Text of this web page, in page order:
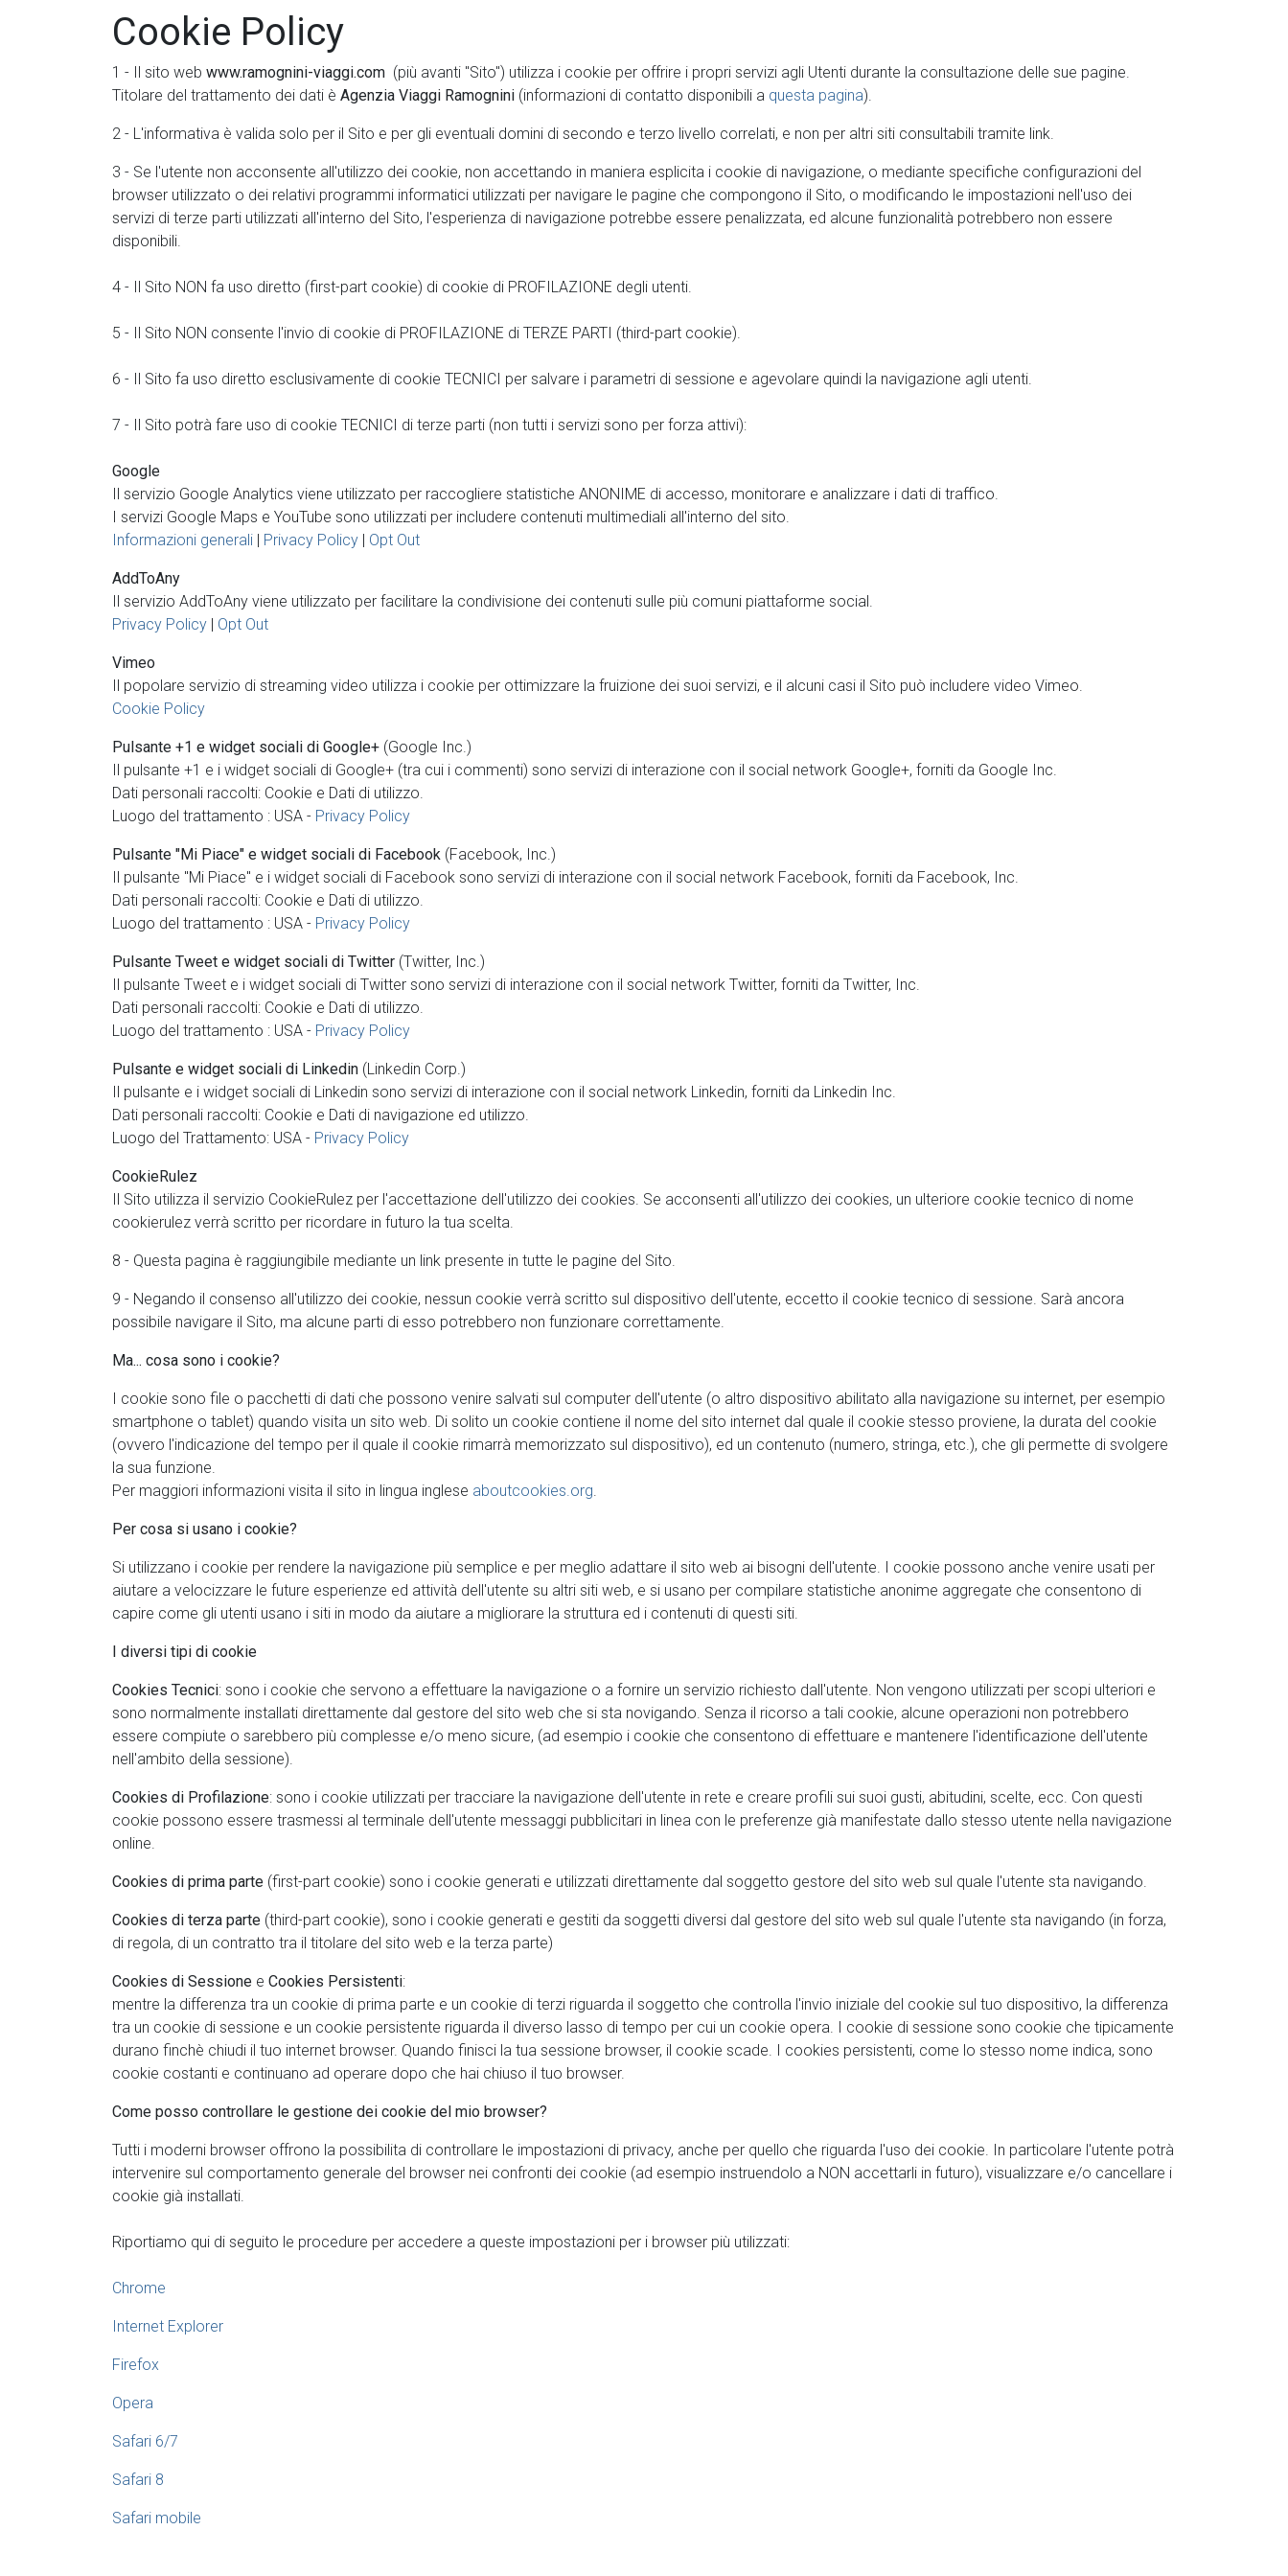
Cookie Policy
1 - Il sito web www.ramognini-viaggi.com (più avanti "Sito") utilizza i cookie per offrire i propri servizi agli Utenti durante la consultazione delle sue pagine.
Titolare del trattamento dei dati è Agenzia Viaggi Ramognini (informazioni di contatto disponibili a questa pagina).
2 - L'informativa è valida solo per il Sito e per gli eventuali domini di secondo e terzo livello correlati, e non per altri siti consultabili tramite link.
3 - Se l'utente non acconsente all'utilizzo dei cookie, non accettando in maniera esplicita i cookie di navigazione, o mediante specifiche configurazioni del
browser utilizzato o dei relativi programmi informatici utilizzati per navigare le pagine che compongono il Sito, o modificando le impostazioni nell'uso dei
servizi di terze parti utilizzati all'interno del Sito, l'esperienza di navigazione potrebbe essere penalizzata, ed alcune funzionalità potrebbero non essere
disponibili.
4 - Il Sito NON fa uso diretto (first-part cookie) di cookie di PROFILAZIONE degli utenti.
5 - Il Sito NON consente l'invio di cookie di PROFILAZIONE di TERZE PARTI (third-part cookie).
6 - Il Sito fa uso diretto esclusivamente di cookie TECNICI per salvare i parametri di sessione e agevolare quindi la navigazione agli utenti.
7 - Il Sito potrà fare uso di cookie TECNICI di terze parti (non tutti i servizi sono per forza attivi):
Google
Il servizio Google Analytics viene utilizzato per raccogliere statistiche ANONIME di accesso, monitorare e analizzare i dati di traffico.
I servizi Google Maps e YouTube sono utilizzati per includere contenuti multimediali all'interno del sito.
Informazioni generali | Privacy Policy | Opt Out
AddToAny
Il servizio AddToAny viene utilizzato per facilitare la condivisione dei contenuti sulle più comuni piattaforme social.
Privacy Policy | Opt Out
Vimeo
Il popolare servizio di streaming video utilizza i cookie per ottimizzare la fruizione dei suoi servizi, e il alcuni casi il Sito può includere video Vimeo.
Cookie Policy
Pulsante +1 e widget sociali di Google+ (Google Inc.)
Il pulsante +1 e i widget sociali di Google+ (tra cui i commenti) sono servizi di interazione con il social network Google+, forniti da Google Inc.
Dati personali raccolti: Cookie e Dati di utilizzo.
Luogo del trattamento : USA - Privacy Policy
Pulsante "Mi Piace" e widget sociali di Facebook (Facebook, Inc.)
Il pulsante "Mi Piace" e i widget sociali di Facebook sono servizi di interazione con il social network Facebook, forniti da Facebook, Inc.
Dati personali raccolti: Cookie e Dati di utilizzo.
Luogo del trattamento : USA - Privacy Policy
Pulsante Tweet e widget sociali di Twitter (Twitter, Inc.)
Il pulsante Tweet e i widget sociali di Twitter sono servizi di interazione con il social network Twitter, forniti da Twitter, Inc.
Dati personali raccolti: Cookie e Dati di utilizzo.
Luogo del trattamento : USA - Privacy Policy
Pulsante e widget sociali di Linkedin (Linkedin Corp.)
Il pulsante e i widget sociali di Linkedin sono servizi di interazione con il social network Linkedin, forniti da Linkedin Inc.
Dati personali raccolti: Cookie e Dati di navigazione ed utilizzo.
Luogo del Trattamento: USA - Privacy Policy
CookieRulez
Il Sito utilizza il servizio CookieRulez per l'accettazione dell'utilizzo dei cookies. Se acconsenti all'utilizzo dei cookies, un ulteriore cookie tecnico di nome
cookierulez verrà scritto per ricordare in futuro la tua scelta.
8 - Questa pagina è raggiungibile mediante un link presente in tutte le pagine del Sito.
9 - Negando il consenso all'utilizzo dei cookie, nessun cookie verrà scritto sul dispositivo dell'utente, eccetto il cookie tecnico di sessione. Sarà ancora
possibile navigare il Sito, ma alcune parti di esso potrebbero non funzionare correttamente.
Ma... cosa sono i cookie?
I cookie sono file o pacchetti di dati che possono venire salvati sul computer dell'utente (o altro dispositivo abilitato alla navigazione su internet, per esempio
smartphone o tablet) quando visita un sito web. Di solito un cookie contiene il nome del sito internet dal quale il cookie stesso proviene, la durata del cookie
(ovvero l'indicazione del tempo per il quale il cookie rimarrà memorizzato sul dispositivo), ed un contenuto (numero, stringa, etc.), che gli permette di svolgere
la sua funzione.
Per maggiori informazioni visita il sito in lingua inglese aboutcookies.org.
Per cosa si usano i cookie?
Si utilizzano i cookie per rendere la navigazione più semplice e per meglio adattare il sito web ai bisogni dell'utente. I cookie possono anche venire usati per
aiutare a velocizzare le future esperienze ed attività dell'utente su altri siti web, e si usano per compilare statistiche anonime aggregate che consentono di
capire come gli utenti usano i siti in modo da aiutare a migliorare la struttura ed i contenuti di questi siti.
I diversi tipi di cookie
Cookies Tecnici: sono i cookie che servono a effettuare la navigazione o a fornire un servizio richiesto dall'utente. Non vengono utilizzati per scopi ulteriori e
sono normalmente installati direttamente dal gestore del sito web che si sta novigando. Senza il ricorso a tali cookie, alcune operazioni non potrebbero
essere compiute o sarebbero più complesse e/o meno sicure, (ad esempio i cookie che consentono di effettuare e mantenere l'identificazione dell'utente
nell'ambito della sessione).
Cookies di Profilazione: sono i cookie utilizzati per tracciare la navigazione dell'utente in rete e creare profili sui suoi gusti, abitudini, scelte, ecc. Con questi
cookie possono essere trasmessi al terminale dell'utente messaggi pubblicitari in linea con le preferenze già manifestate dallo stesso utente nella navigazione
online.
Cookies di prima parte (first-part cookie) sono i cookie generati e utilizzati direttamente dal soggetto gestore del sito web sul quale l'utente sta navigando.
Cookies di terza parte (third-part cookie), sono i cookie generati e gestiti da soggetti diversi dal gestore del sito web sul quale l'utente sta navigando (in forza,
di regola, di un contratto tra il titolare del sito web e la terza parte)
Cookies di Sessione e Cookies Persistenti:
mentre la differenza tra un cookie di prima parte e un cookie di terzi riguarda il soggetto che controlla l'invio iniziale del cookie sul tuo dispositivo, la differenza
tra un cookie di sessione e un cookie persistente riguarda il diverso lasso di tempo per cui un cookie opera. I cookie di sessione sono cookie che tipicamente
durano finchè chiudi il tuo internet browser. Quando finisci la tua sessione browser, il cookie scade. I cookies persistenti, come lo stesso nome indica, sono
cookie costanti e continuano ad operare dopo che hai chiuso il tuo browser.
Come posso controllare le gestione dei cookie del mio browser?
Tutti i moderni browser offrono la possibilita di controllare le impostazioni di privacy, anche per quello che riguarda l'uso dei cookie. In particolare l'utente potrà
intervenire sul comportamento generale del browser nei confronti dei cookie (ad esempio instruendolo a NON accettarli in futuro), visualizzare e/o cancellare i
cookie già installati.
Riportiamo qui di seguito le procedure per accedere a queste impostazioni per i browser più utilizzati:
Chrome
Internet Explorer
Firefox
Opera
Safari 6/7
Safari 8
Safari mobile